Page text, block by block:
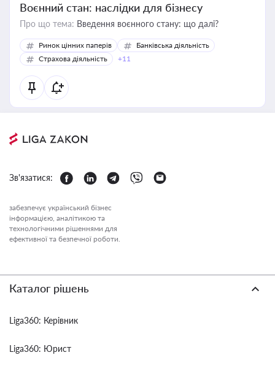
Воєнний стан: наслідки для бізнесу
Про що тема: Введення воєнного стану: що далі?
Ринок цінних паперів
Банківська діяльність
Страхова діяльність
+11
Зв'язатися:
забезпечує український бізнес
інформацією, аналітикою та
технологічними рішеннями для
ефективної та безпечної роботи.
Каталог рішень
Liga360: Керівник
Liga360: Юрист